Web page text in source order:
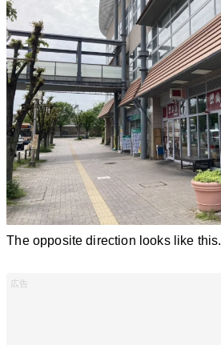
The opposite direction looks like this.